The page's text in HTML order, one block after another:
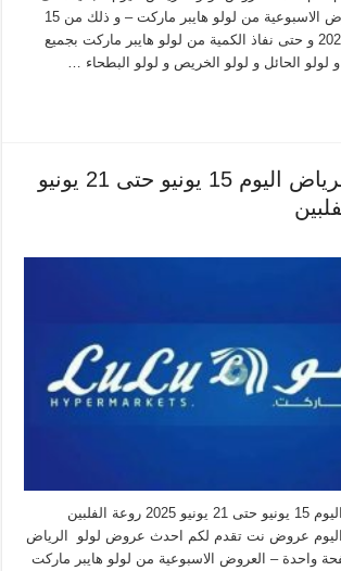
صفحة واحدة – العروض الاسبوعية من لولو هايبر ماركت – و ذلك من 15
يونيو حتى 17 يونيو 2025 و حتى نفاذ الكمية من لولو هايبر ماركت بجميع
لولو الحائل و لولو الخريص و لولو البطحاء …
عروض لولو الرياض اليوم 15 يونيو حتى 21 يونيو
عروض لولو الرياض اليوم 15 يونيو حتى 21 يونيو 2025 روعة الفلبين
عروض نت تقدم لكم احدث عروض لولو الرياض
واحدة – العروض الاسبوعية من لولو هايبر ماركت